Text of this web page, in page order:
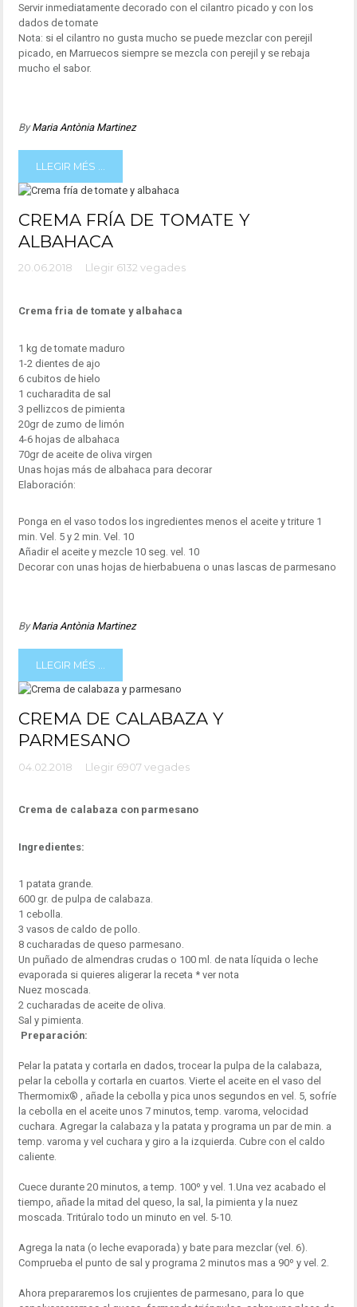
Servir inmediatamente decorado con el cilantro picado y con los
dados de tomate
Nota: si el cilantro no gusta mucho se puede mezclar con perejil
picado, en Marruecos siempre se mezcla con perejil y se rebaja
mucho el sabor.
ByMaria Antònia Martinez
LLEGIR MÉS ...
CREMA FRÍA DE TOMATE Y
ALBAHACA
20.06.2018 Llegir 6132 vegades
Crema fria de tomate y albahaca
1 kg de tomate maduro
1-2 dientes de ajo
6 cubitos de hielo
1 cucharadita de sal
3 pellizcos de pimienta
20gr de zumo de limón
4-6 hojas de albahaca
70gr de aceite de oliva virgen
Unas hojas más de albahaca para decorar
Elaboración:
Ponga en el vaso todos los ingredientes menos el aceite y triture 1
min. Vel. 5 y 2 min. Vel. 10
Añadir el aceite y mezcle 10 seg. vel. 10
Decorar con unas hojas de hierbabuena o unas lascas de parmesano
ByMaria Antònia Martinez
LLEGIR MÉS ...
CREMA DE CALABAZA Y
PARMESANO
04.02.2018 Llegir 6907 vegades
Crema de calabaza con parmesano
Ingredientes:
1 patata grande.
600 gr. de pulpa de calabaza.
1 cebolla.
3 vasos de caldo de pollo.
8 cucharadas de queso parmesano.
Un puñado de almendras crudas o 100 ml. de nata líquida o leche
evaporada si quieres aligerar la receta * ver nota
Nuez moscada.
2 cucharadas de aceite de oliva.
Sal y pimienta.
Preparación:
Pelar la patata y cortarla en dados, trocear la pulpa de la calabaza,
pelar la cebolla y cortarla en cuartos. Vierte el aceite en el vaso del
Thermomix® , añade la cebolla y pica unos segundos en vel. 5, sofríe
la cebolla en el aceite unos 7 minutos, temp. varoma, velocidad
cuchara. Agregar la calabaza y la patata y programa un par de min. a
temp. varoma y vel cuchara y giro a la izquierda. Cubre con el caldo
caliente.
Cuece durante 20 minutos, a temp. 100º y vel. 1.Una vez acabado el
tiempo, añade la mitad del queso, la sal, la pimienta y la nuez
moscada. Tritúralo todo un minuto en vel. 5-10.
Agrega la nata (o leche evaporada) y bate para mezclar (vel. 6).
Comprueba el punto de sal y programa 2 minutos mas a 90º y vel. 2.
Ahora prepararemos los crujientes de parmesano, para lo que